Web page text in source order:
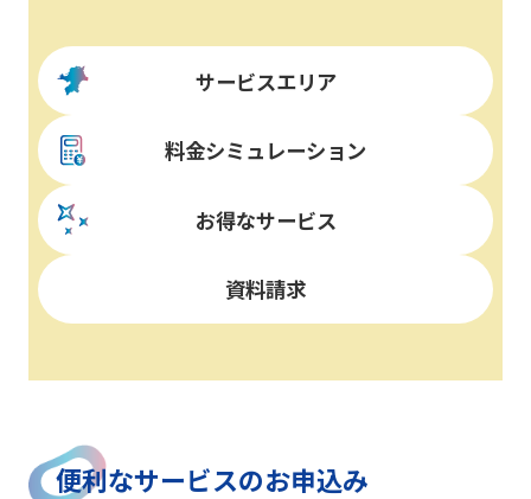
サービスエリア
料金シミュレーション
お得なサービス
資料請求
便利なサービスのお申込み